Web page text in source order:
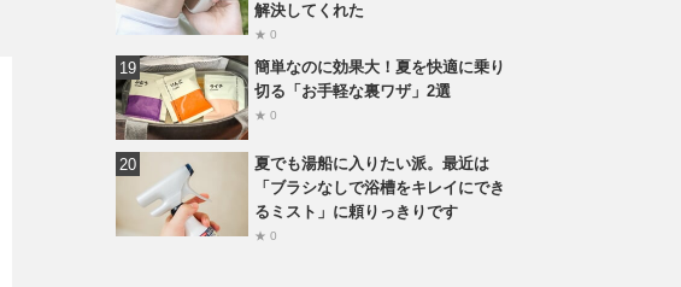
解決してくれた
★ 0
簡単なのに効果大！夏を快適に乗り
切る「お手軽な裏ワザ」2選
★ 0
夏でも湯船に入りたい派。最近は
「ブラシなしで浴槽をキレイにでき
るミスト」に頼りっきりです
★ 0